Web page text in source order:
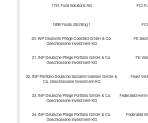
1741 Fund Solutions AG FCI
1895 Fonds Stichting 1
20. INP Deutsche Pflege Coesfeld GmbH & Co.
Geschlossene Investment-KG
FE
21. INP Deutsche Pflege Portfolio GmbH & Co.
Geschlossene Investment-KG
FE
22. INP Portfolio Deutsche Sozialimmobilien GmbH &
Co. Geschlossene Investment-KG
Feast
23. INP Deutsche Pflege Portfolio GmbH & Co.
Geschlossene Investment-KG
Federated
24. INP Deutsche Pflege Portfolio GmbH & Co.
Geschlossene Investment-KG
Federated